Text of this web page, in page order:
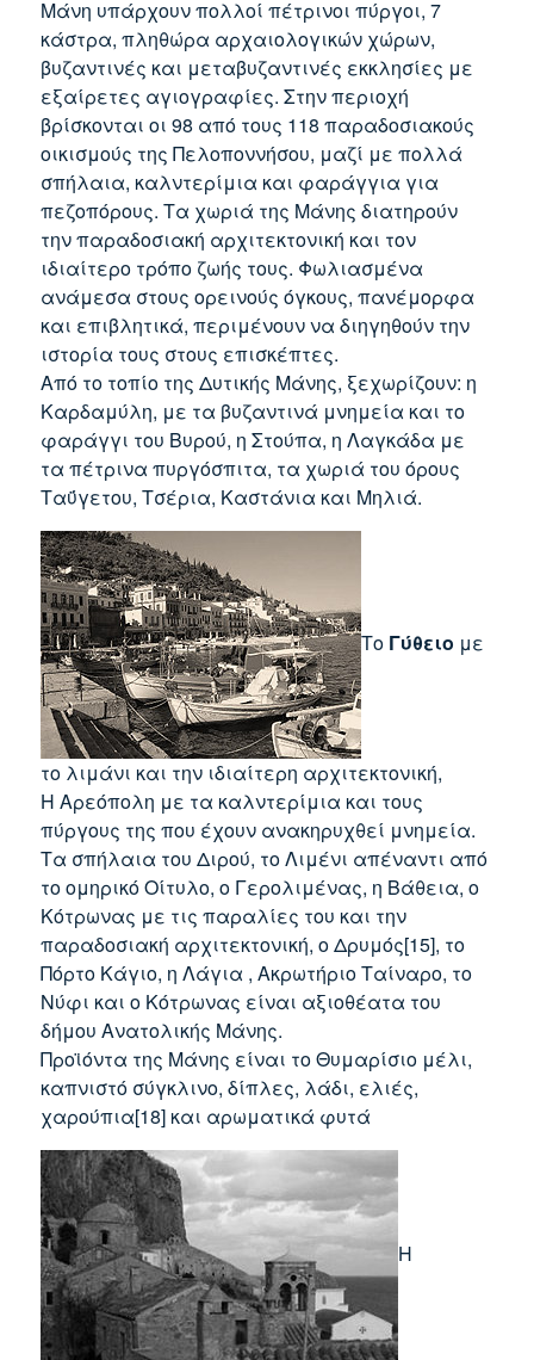
Μάνη υπάρχουν πολλοί πέτρινοι πύργοι, 7
κάστρα, πληθώρα αρχαιολογικών χώρων,
βυζαντινές και μεταβυζαντινές εκκλησίες με
εξαίρετες αγιογραφίες. Στην περιοχή
βρίσκονται οι 98 από τους 118 παραδοσιακούς
οικισμούς της Πελοποννήσου, μαζί με πολλά
σπήλαια, καλντερίμια και φαράγγια για
πεζοπόρους. Τα χωριά της Μάνης διατηρούν
την παραδοσιακή αρχιτεκτονική και τον
ιδιαίτερο τρόπο ζωής τους. Φωλιασμένα
ανάμεσα στους ορεινούς όγκους, πανέμορφα
και επιβλητικά, περιμένουν να διηγηθούν την
ιστορία τους στους επισκέπτες.
Από το τοπίο της Δυτικής Μάνης, ξεχωρίζουν: η
Καρδαμύλη, με τα βυζαντινά μνημεία και το
φαράγγι του Βυρού, η Στούπα, η Λαγκάδα με
τα πέτρινα πυργόσπιτα, τα χωριά του όρους
Ταΰγετου, Τσέρια, Καστάνια και Μηλιά.
Το Γύθειο με
το λιμάνι και την ιδιαίτερη αρχιτεκτονική,
Η Αρεόπολη με τα καλντερίμια και τους
πύργους της που έχουν ανακηρυχθεί μνημεία.
Τα σπήλαια του Διρού, το Λιμένι απέναντι από
το ομηρικό Οίτυλο, ο Γερολιμένας, η Βάθεια, ο
Κότρωνας με τις παραλίες του και την
παραδοσιακή αρχιτεκτονική, ο Δρυμός[15], το
Πόρτο Κάγιο, η Λάγια , Ακρωτήριο Ταίναρο, το
Νύφι και ο Κότρωνας είναι αξιοθέατα του
δήμου Ανατολικής Μάνης.
Προϊόντα της Μάνης είναι το Θυμαρίσιο μέλι,
καπνιστό σύγκλινο, δίπλες, λάδι, ελιές,
χαρούπια[18] και αρωματικά φυτά
Η